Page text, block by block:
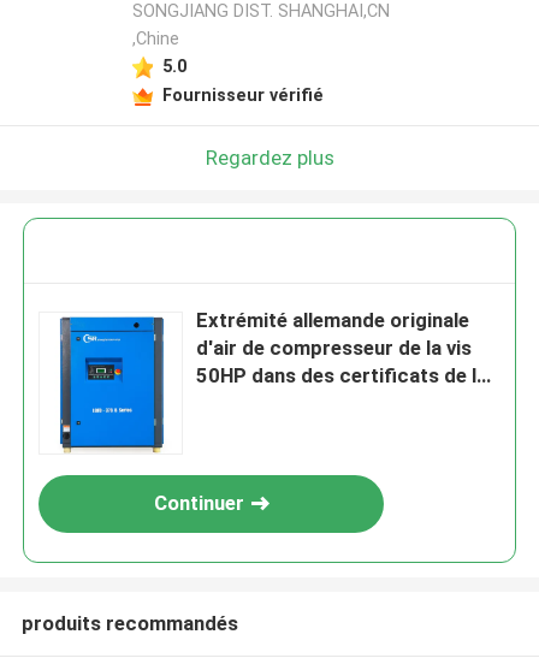
SONGJIANG DIST. SHANGHAI,CN
,Chine
5.0
Fournisseur vérifié
Regardez plus
Extrémité allemande originale
d'air de compresseur de la vis
50HP dans des certificats de la
Continuer
produits recommandés